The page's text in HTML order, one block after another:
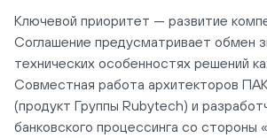
Ключевой приоритет — развитие
Соглашение предусматривает обмен
технических особенностях решений
Совместная работа архитекторов
(продукт Группы Rubytech) и
банковского процессинга со стороны